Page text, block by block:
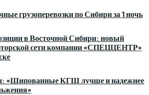
грузоперевозки по Сибири за 1 ночь
в Восточной Сибири: новый
сети компании «СПЕЦЦЕНТР»
«Шипованные КГШ лучше и надежнее